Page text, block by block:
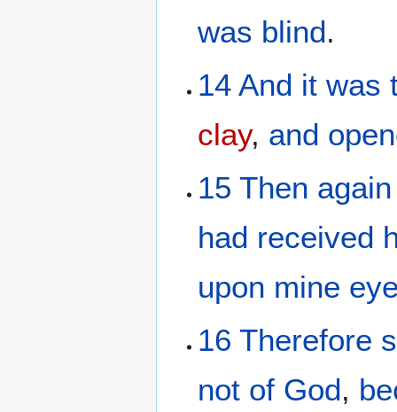
was blind.
14 And it was
clay, and
15 Then again
had received
upon mine
16 Therefore
not of God,